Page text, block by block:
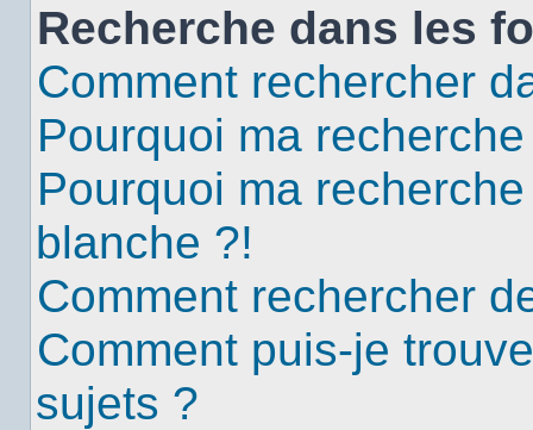
Recherche dans les
Comment rechercher
Pourquoi ma
Pourquoi ma
blanche ?!
Comment rechercher
Comment puis-je
sujets ?